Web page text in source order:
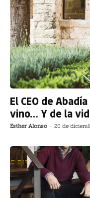
El CEO de
vino… Y de la
Esther Alonso - 20 de